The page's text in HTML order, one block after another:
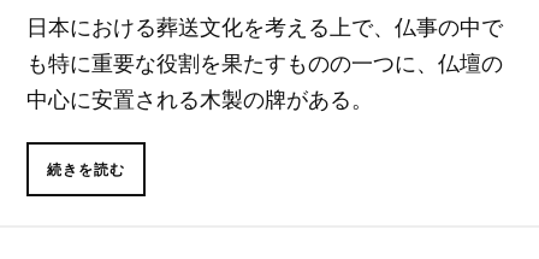
日本における葬送文化を考える上で、仏事の中で
も特に重要な役割を果たすものの一つに、仏壇の
中心に安置される木製の牌がある。
続きを読む